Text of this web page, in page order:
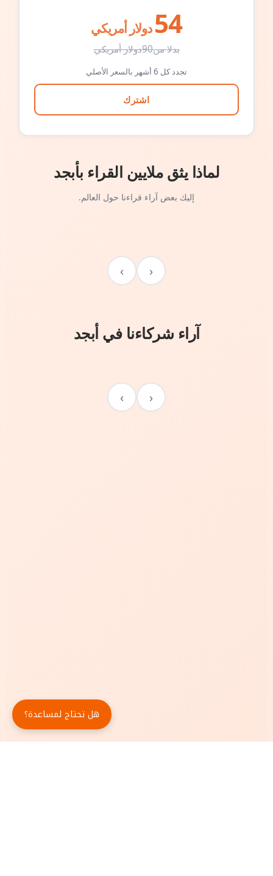
54 دولار أمريكي
بدلا من90دولار أمريكي
تجدد كل 6 أشهر بالسعر الأصلي
اشترك
لماذا يثق ملايين القراء بأبجد
إليك بعض آراء قراءنا حول العالم.
‹
›
آراء شركاءنا في أبجد
‹
›
هل تحتاج لمساعدة؟